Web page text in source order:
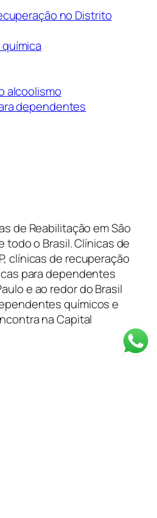
no Distrito
alcoolismo
dependentes
de Reabilitação em São
todo o Brasil. Clínicas de
clínicas de recuperação
para dependentes
e ao redor do Brasil
químicos e
na Capital